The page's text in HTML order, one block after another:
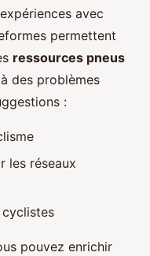
avec
permettent
ressources pneus
des problèmes
:
les réseaux
pouvez enrichir